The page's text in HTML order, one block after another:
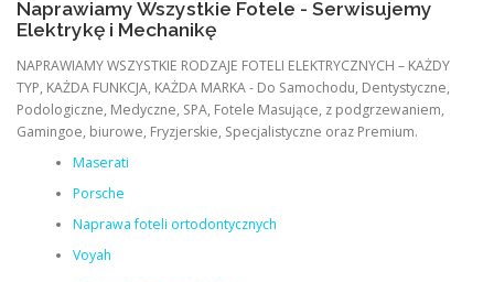
Naprawiamy Wszystkie Fotele - Serwisujemy
Elektrykę i Mechanikę
NAPRAWIAMY WSZYSTKIE RODZAJE FOTELI ELEKTRYCZNYCH – KAŻDY
TYP, KAŻDA FUNKCJA, KAŻDA MARKA - Do Samochodu, Dentystyczne,
Podologiczne, Medyczne, SPA, Fotele Masujące, z podgrzewaniem,
Gamingoe, biurowe, Fryzjerskie, Specjalistyczne oraz Premium.
Maserati
Porsche
Naprawa foteli ortodontycznych
Voyah